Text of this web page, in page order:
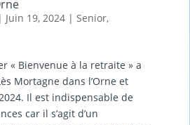
| Juin 19, 2024| Senior,
« Bienvenue à la retraite » a
Mortagne dans l’Orne et
Il est indispensable de
car il s’agit d’un